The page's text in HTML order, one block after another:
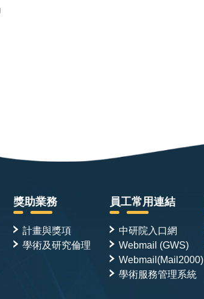
獎助業務
計畫與獎項
學術及研究倫理
員工常用連結
中研院入口網
Webmail (GWS)
Webmail(Mail2000)
學術服務管理系統